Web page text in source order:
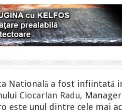
Natională a fost infiintată
Ciocarlan Radu,
este unul dintre cele mai